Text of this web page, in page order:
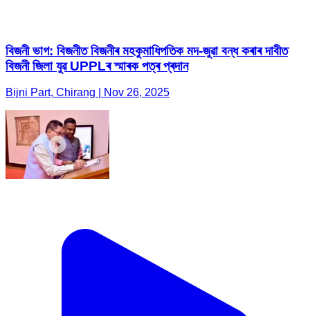
বিজনী ভাগ: বিজনীত বিজনীৰ মহকুমাধিপতিক মদ-জুৱা বন্ধ কৰাৰ দাবীত
বিজনী জিলা যুৱ UPPLৰ স্মাৰক পত্ৰ প্ৰদান
Bijni Part, Chirang | Nov 26, 2025